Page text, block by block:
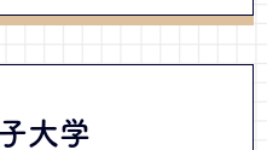
大学